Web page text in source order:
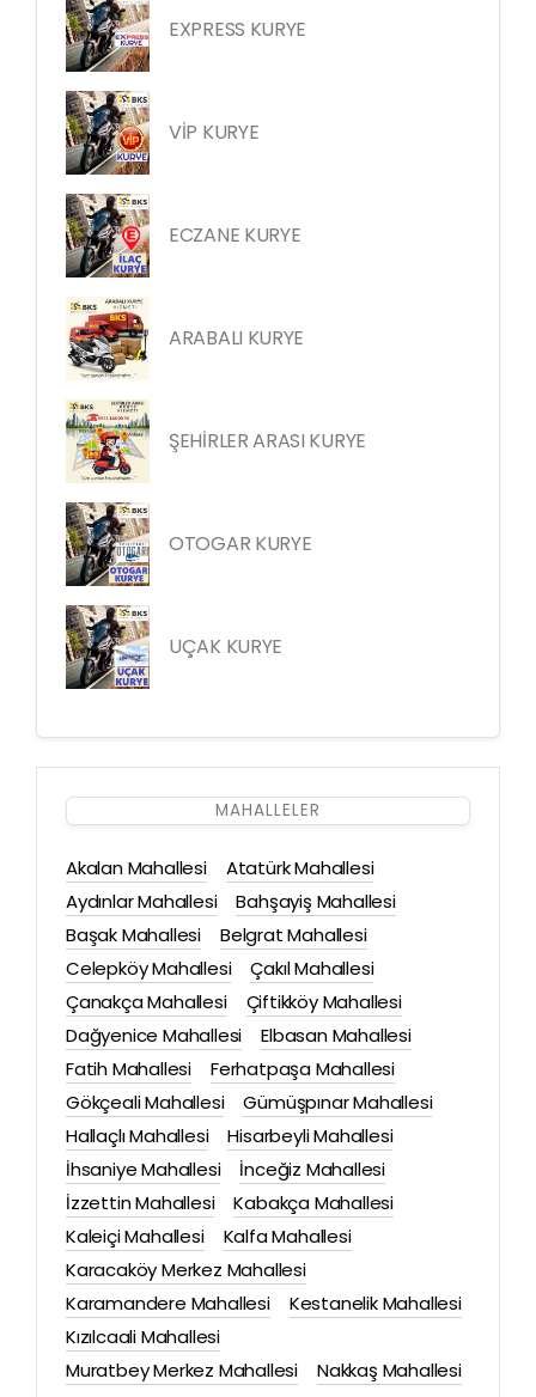
EXPRESS KURYE
VİP KURYE
ECZANE KURYE
ARABALI KURYE
ŞEHİRLER ARASI KURYE
OTOGAR KURYE
UÇAK KURYE
MAHALLELER
Akalan Mahallesi
Atatürk Mahallesi
Aydınlar Mahallesi
Bahşayiş Mahallesi
Başak Mahallesi
Belgrat Mahallesi
Celepköy Mahallesi
Çakıl Mahallesi
Çanakça Mahallesi
Çiftikköy Mahallesi
Dağyenice Mahallesi
Elbasan Mahallesi
Fatih Mahallesi
Ferhatpaşa Mahallesi
Gökçeali Mahallesi
Gümüşpınar Mahallesi
Hallaçlı Mahallesi
Hisarbeyli Mahallesi
İhsaniye Mahallesi
İnceğiz Mahallesi
İzzettin Mahallesi
Kabakça Mahallesi
Kaleiçi Mahallesi
Kalfa Mahallesi
Karacaköy Merkez Mahallesi
Karamandere Mahallesi
Kestanelik Mahallesi
Kızılcaali Mahallesi
Muratbey Merkez Mahallesi
Nakkaş Mahallesi